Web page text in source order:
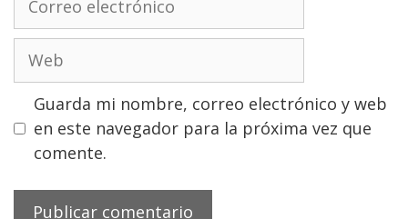
electrónico
Guarda mi nombre, correo electrónico y web
en este navegador para la próxima vez que
comente.